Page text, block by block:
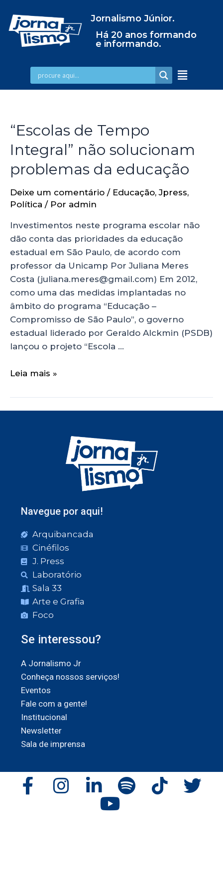
Jornalismo Júnior.
Há 20 anos formando
e informando.
“Escolas de Tempo
Integral” não solucionam
problemas da educação
Deixe um comentário / Educação,Jpress,
Política / Por admin
Investimentos neste programa escolar não
dão conta das prioridades da educação
estadual em São Paulo, de acordo com
professor da Unicamp Por Juliana Meres
Costa (juliana.meres@gmail.com) Em 2012,
como uma das medidas implantadas no
âmbito do programa “Educação –
Compromisso de São Paulo”, o governo
estadual liderado por Geraldo Alckmin (PSDB)
lançou o projeto “Escola …
Leia mais »
Navegue por aqui!
Arquibancada
Cinéfilos
J. Press
Laboratório
Sala 33
Arte e Grafia
Foco
Se interessou?
A Jornalismo Jr
Conheça nossos serviços!
Eventos
Fale com a gente!
Institucional
Newsletter
Sala de imprensa